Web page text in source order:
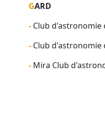
GARD
- Club
- Club d'astronomie
- Mira Club